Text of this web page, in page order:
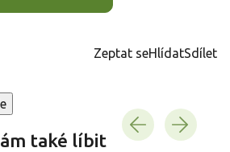
Zeptat seHlídatSdílet
také líbit